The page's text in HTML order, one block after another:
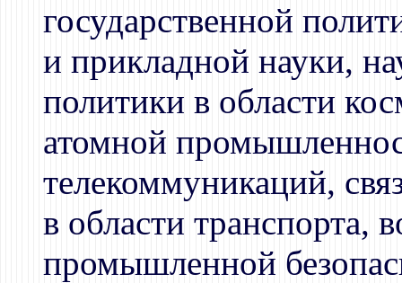
государственной
и прикладной науки,
политики в области
атомной
телекоммуникаций,
в области транспорта,
промышленной